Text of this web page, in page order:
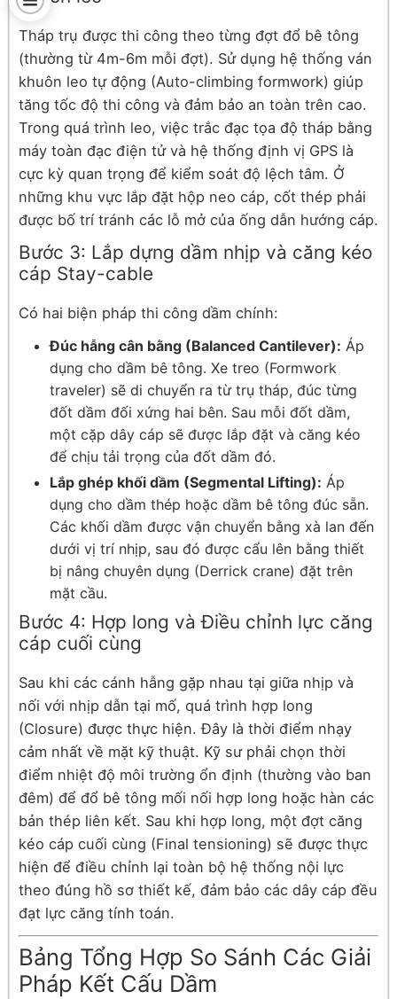
Tháp trụ được thi công theo từng đợt đổ bê tông
(thường từ 4m-6m mỗi đợt). Sử dụng hệ thống ván
khuôn leo tự động (Auto-climbing formwork) giúp
tăng tốc độ thi công và đảm bảo an toàn trên cao.
Trong quá trình leo, việc trắc đạc tọa độ tháp bằng
máy toàn đạc điện tử và hệ thống định vị GPS là
cực kỳ quan trọng để kiểm soát độ lệch tâm. Ở
những khu vực lắp đặt hộp neo cáp, cốt thép phải
được bố trí tránh các lỗ mở của ống dẫn hướng cáp.
Bước 3: Lắp dựng dầm nhịp và căng kéo
cáp Stay-cable
Có hai biện pháp thi công dầm chính:
Đúc hẫng cân bằng (Balanced Cantilever): Áp
dụng cho dầm bê tông. Xe treo (Formwork
traveler) sẽ di chuyển ra từ trụ tháp, đúc từng
đốt dầm đối xứng hai bên. Sau mỗi đốt dầm,
một cặp dây cáp sẽ được lắp đặt và căng kéo
để chịu tải trọng của đốt dầm đó.
Lắp ghép khối dầm (Segmental Lifting): Áp
dụng cho dầm thép hoặc dầm bê tông đúc sẵn.
Các khối dầm được vận chuyển bằng xà lan đến
dưới vị trí nhịp, sau đó được cẩu lên bằng thiết
bị nâng chuyên dụng (Derrick crane) đặt trên
mặt cầu.
Bước 4: Hợp long và Điều chỉnh lực căng
cáp cuối cùng
Sau khi các cánh hẫng gặp nhau tại giữa nhịp và
nối với nhịp dẫn tại mố, quá trình hợp long
(Closure) được thực hiện. Đây là thời điểm nhạy
cảm nhất về mặt kỹ thuật. Kỹ sư phải chọn thời
điểm nhiệt độ môi trường ổn định (thường vào ban
đêm) để đổ bê tông mối nối hợp long hoặc hàn các
bản thép liên kết. Sau khi hợp long, một đợt căng
kéo cáp cuối cùng (Final tensioning) sẽ được thực
hiện để điều chỉnh lại toàn bộ hệ thống nội lực
theo đúng hồ sơ thiết kế, đảm bảo các dây cáp đều
đạt lực căng tính toán.
Bảng Tổng Hợp So Sánh Các Giải
Pháp Kết Cấu Dầm